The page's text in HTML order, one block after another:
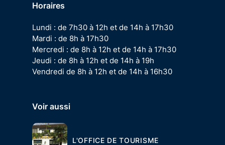
Horaires
Lundi : de 7h30 à 12h et de 14h à 17h30
Mardi : de 8h à 17h30
Mercredi : de 8h à 12h et de 14h à 17h30
Jeudi : de 8h à 12h et de 14h à 19h
Vendredi de 8h à 12h et de 14h à 16h30
Voir aussi
L'OFFICE DE TOURISME